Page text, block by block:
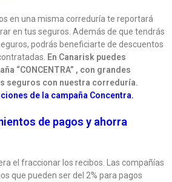
en una misma correduría te reportará
en tus seguros. Además de que tendrás
podrás beneficiarte de descuentos
En Canarisk puedes
“CONCENTRA” , con grandes
seguros con nuestra correduría.
de la campaña Concentra.
de pagos y ahorra
el fraccionar los recibos. Las compañías
que pueden ser del 2% para pagos